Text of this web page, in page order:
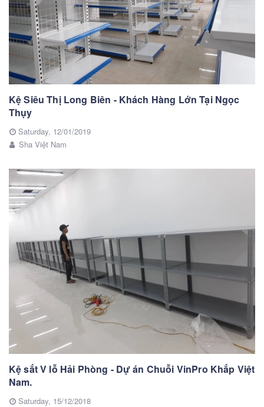
Kệ Siêu Thị Long Biên - Khách Hàng Lớn Tại Ngọc
Thụy
Saturday, 12/01/2019
Sha Việt Nam
Kệ sắt V lỗ Hải Phòng - Dự án Chuỗi VinPro Khắp Việt
Nam.
Saturday, 15/12/2018